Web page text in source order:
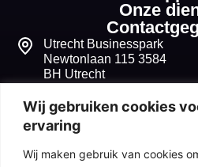
Wij gebruiken cookies
ervaring
Wij maken gebruik van cookies
Onze
Utrecht Businesspark
Newtonlaan 115 3584
BH Utrecht
+31 30 268 1099
info@seqvitum.nl
91518210